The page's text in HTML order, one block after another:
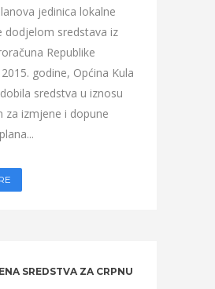
jedinica lokalne
dodjelom sredstava iz
Republike
godine, Općina Kula
sredstva u iznosu
za izmjene i dopune
SREDSTVA ZA CRPNU